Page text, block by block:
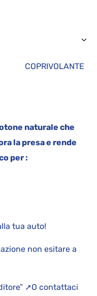
naturale che
la presa e rende
per :
tua auto!
non esitare a
➚O contattaci